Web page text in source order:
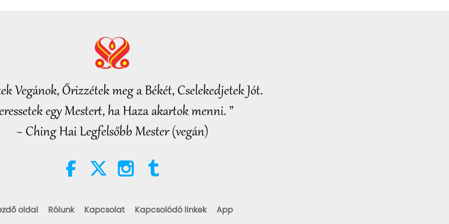
Vegánok, Őrizzétek meg a Békét, Cselekedjetek Jót.
egy Mestert, ha Haza akartok menni. ”
~ Ching Hai Legfelsőbb Mester (vegán)
oldal Rólunk Kapcsolat Kapcsolódó linkek App